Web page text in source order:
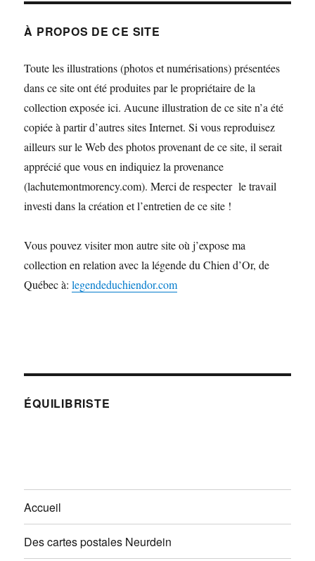
À PROPOS DE CE SITE
Toute les illustrations (photos et numérisations) présentées
dans ce site ont été produites par le propriétaire de la
collection exposée ici. Aucune illustration de ce site n’a été
copiée à partir d’autres sites Internet. Si vous reproduisez
ailleurs sur le Web des photos provenant de ce site, il serait
apprécié que vous en indiquiez la provenance
(lachutemontmorency.com). Merci de respecter le travail
investi dans la création et l’entretien de ce site !
Vous pouvez visiter mon autre site où j’expose ma
collection en relation avec la légende du Chien d’Or, de
Québec à:legendeduchiendor.com
ÉQUILIBRISTE
Accueil
Des cartes postales Neurdein